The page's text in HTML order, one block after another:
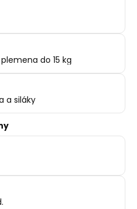
do 15 kg
a siláky